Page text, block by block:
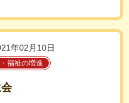
年02月10日
福祉の増進